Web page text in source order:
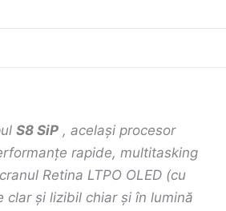
S8 SiP, același procesor
rapide, multitasking
Retina LTPO OLED (cu
și lizibil chiar și în lumină